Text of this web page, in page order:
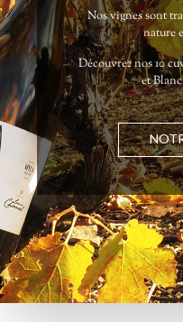
Nos vignes sont
nature
Découvrez nos 10
et